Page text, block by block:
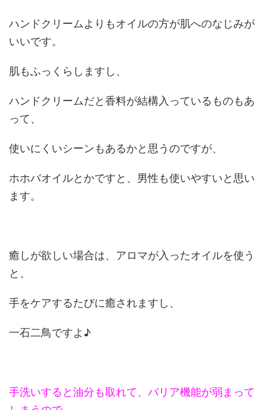
ハンドクリームよりもオイルの方が肌へのなじみが
いいです。
肌もふっくらしますし、
ハンドクリームだと香料が結構入っているものもあ
って、
使いにくいシーンもあるかと思うのですが、
ホホバオイルとかですと、男性も使いやすいと思い
ます。
癒しが欲しい場合は、アロマが入ったオイルを使う
と、
手をケアするたびに癒されますし、
一石二鳥ですよ♪
手洗いすると油分も取れて、バリア機能が弱まって